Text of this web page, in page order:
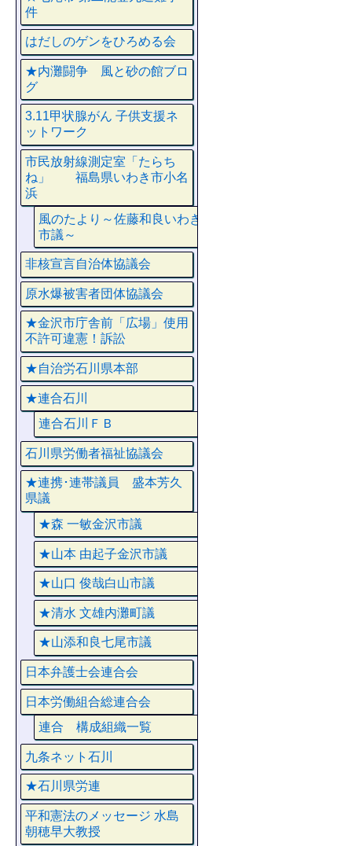
件
はだしのゲンをひろめる会
★内灘闘争 風と砂の館ブロ
グ
3.11甲状腺がん 子供支援ネ
ットワーク
市民放射線測定室「たらち
ね」 福島県いわき市小名
浜
風のたより～佐藤和良いわき
市議～
非核宣言自治体協議会
原水爆被害者団体協議会
★金沢市庁舎前「広場」使用
不許可違憲！訴訟
★自治労石川県本部
★連合石川
連合石川ＦＢ
石川県労働者福祉協議会
★連携･連帯議員 盛本芳久
県議
★森 一敏金沢市議
★山本 由起子金沢市議
★山口 俊哉白山市議
★清水 文雄内灘町議
★山添和良七尾市議
日本弁護士会連合会
日本労働組合総連合会
連合 構成組織一覧
九条ネット石川
★石川県労連
平和憲法のメッセージ 水島
朝穂早大教授